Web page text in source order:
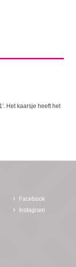
Het kaarsje heeft het
Facebook
Instagram